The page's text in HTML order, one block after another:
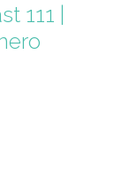
111 |